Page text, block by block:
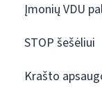
Įmonių VDU
STOP šešėliui
Krašto